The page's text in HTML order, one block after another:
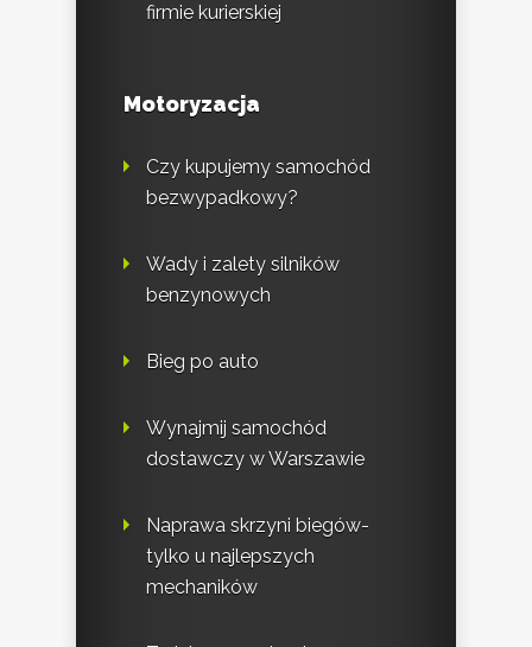
firmie kurierskiej
Motoryzacja
Czy kupujemy samochód
bezwypadkowy?
Wady i zalety silników
benzynowych
Bieg po auto
Wynajmij samochód
dostawczy w Warszawie
Naprawa skrzyni biegów-
tylko u najlepszych
mechaników